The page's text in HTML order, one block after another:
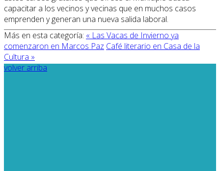
capacitar a los vecinos y vecinas que en muchos casos
emprenden y generan una nueva salida laboral.
Más en esta categoría: « Las Vacas de Invierno ya
comenzaron en Marcos Paz Café literario en Casa de la
Cultura »
volver arriba